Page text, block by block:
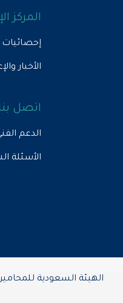
المركز
إحصائيات
الأخبار
اتصل بنا
الدعم الفني
الأسئلة
الهيئة السعودية للمحامين